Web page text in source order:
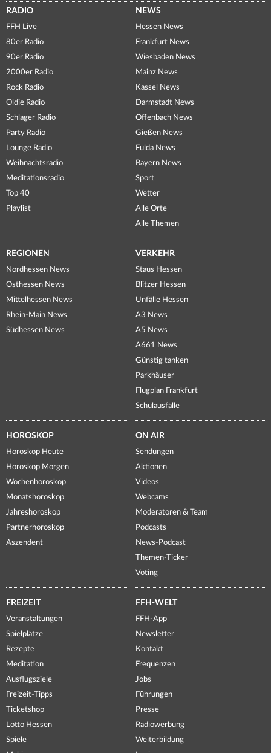
RADIO
FFH Live
80er Radio
90er Radio
2000er Radio
Rock Radio
Oldie Radio
Schlager Radio
Party Radio
Lounge Radio
Weihnachtsradio
Meditationsradio
Top 40
Playlist
NEWS
Hessen News
Frankfurt News
Wiesbaden News
Mainz News
Kassel News
Darmstadt News
Offenbach News
Gießen News
Fulda News
Bayern News
Sport
Wetter
Alle Orte
Alle Themen
REGIONEN
Nordhessen News
Osthessen News
Mittelhessen News
Rhein-Main News
Südhessen News
VERKEHR
Staus Hessen
Blitzer Hessen
Unfälle Hessen
A3 News
A5 News
A661 News
Günstig tanken
Parkhäuser
Flugplan Frankfurt
Schulausfälle
HOROSKOP
Horoskop Heute
Horoskop Morgen
Wochenhoroskop
Monatshoroskop
Jahreshoroskop
Partnerhoroskop
Aszendent
ON AIR
Sendungen
Aktionen
Videos
Webcams
Moderatoren & Team
Podcasts
News-Podcast
Themen-Ticker
Voting
FREIZEIT
Veranstaltungen
Spielplätze
Rezepte
Meditation
Ausflugsziele
Freizeit-Tipps
Ticketshop
Lotto Hessen
Spiele
FFH-WELT
FFH-App
Newsletter
Kontakt
Frequenzen
Jobs
Führungen
Presse
Radiowerbung
Weiterbildung